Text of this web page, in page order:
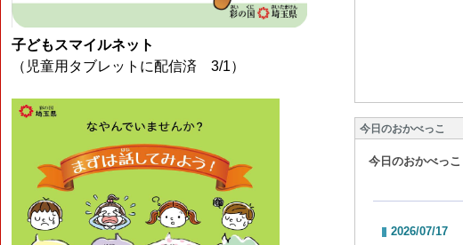
子どもスマイルネット
（児童用タブレットに配信済 3/1）
今日のおかべっこ
今日のおかべっこ
2026/07/17